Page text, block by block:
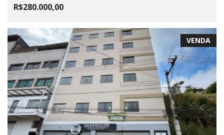
R$280.000,00
VENDA